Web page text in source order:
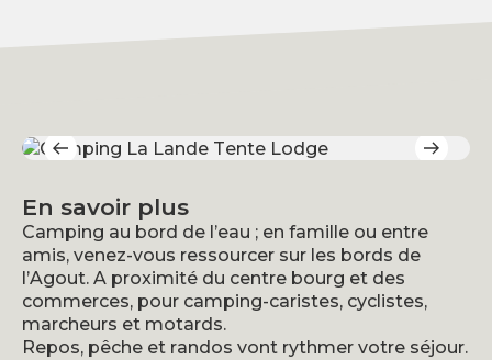
Nombre d'emplacements camping-car :
En savoir plus
Camping au bord de l’eau ; en famille ou entre
amis, venez-vous ressourcer sur les bords de
l’Agout. A proximité du centre bourg et des
commerces, pour camping-caristes, cyclistes,
marcheurs et motards.
Repos, pêche et randos vont rythmer votre séjour.